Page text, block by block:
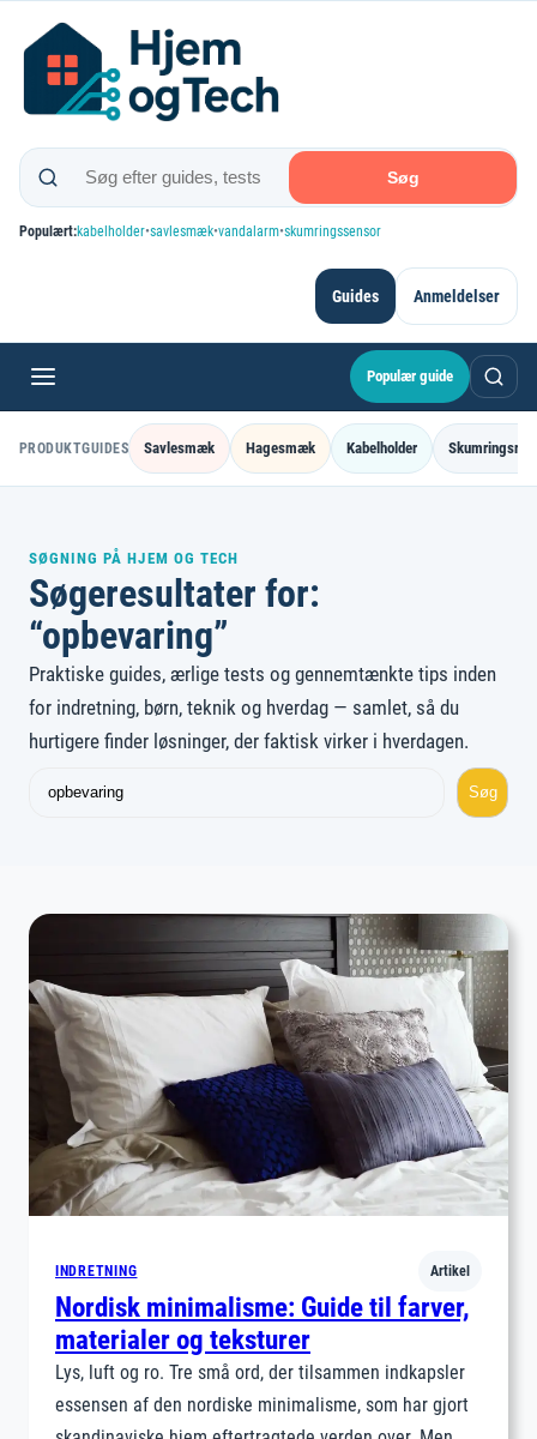
indhold
Søg
Populært:kabelholder•savlesmæk•vandalarm•skumringssensor
Guides Anmeldelser
Populær guide
PRODUKTGUIDES Savlesmæk Hagesmæk Kabelholder
SØGNING PÅ HJEM OG TECH
Søgeresultater for:
“opbevaring”
Praktiske guides, ærlige tests og gennemtænkte tips inden
for indretning, børn, teknik og hverdag — samlet, så du
hurtigere finder løsninger, der faktisk virker i hverdagen.
Søg
INDRETNING Artikel
Nordisk minimalisme: Guide til farver,
materialer og teksturer
Lys, luft og ro. Tre små ord, der tilsammen indkapsler
essensen af den nordiske minimalisme, som har gjort